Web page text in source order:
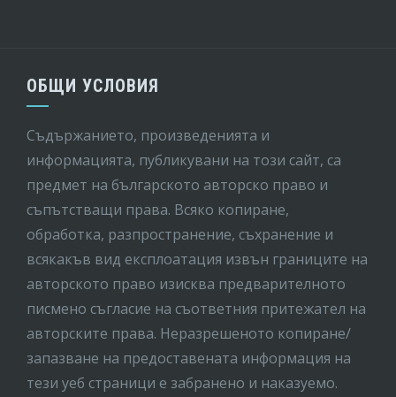
ОБЩИ УСЛОВИЯ
Съдържанието, произведенията и
информацията, публикувани на този сайт, са
предмет на бългaрското авторско право и
съпътстващи права. Всяко копиране,
обработка, разпространение, съхранение и
всякакъв вид експлоатация извън границите на
авторското право изисква предварителното
писмено съгласие на съответния притежател на
авторските права. Неразрешеното копиране/
запазване на предоставената информация на
тези уеб страници е забранено и наказуемо.